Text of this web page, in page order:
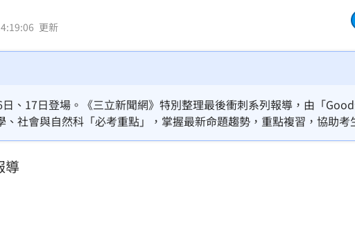
領帶」榜上有名
允諾接競總主委
、台指期衝45000
萬休旅重摔滑落 21:39
金控淨零論壇登場
更新
、17日登場。《三立新聞網》特別整理最後衝刺系列報導，由「
、社會與自然科「必考重點」，掌握最新命題趨勢，重點複習，協助考
導